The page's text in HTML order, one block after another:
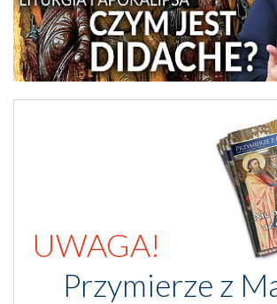
UWAGA!
Przymierze z